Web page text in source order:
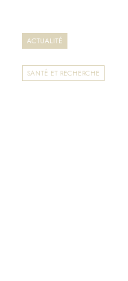
ACTUALITÉ
SANTÉ ET RECHERCHE